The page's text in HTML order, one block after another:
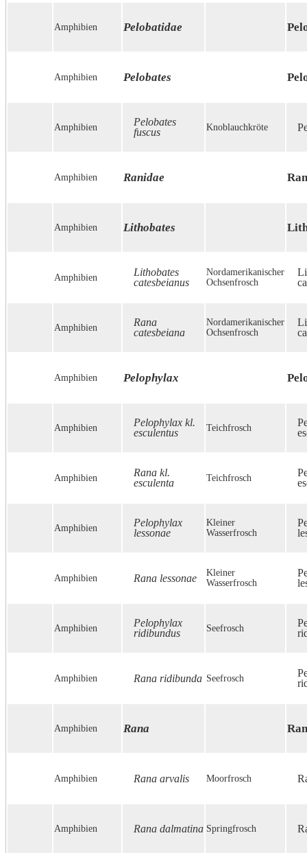
Amphibien Pelobatidae
Amphibien Pelobates
Amphibien
Pelobates
fuscus
Knoblauchkröte
Amphibien Ranidae
Amphibien Lithobates
Amphibien
Lithobates
catesbeianus
Nordamerikanischer
Ochsenfrosch
Amphibien
Rana
catesbeiana
Nordamerikanischer
Ochsenfrosch
Amphibien Pelophylax
Amphibien
Pelophylax kl.
esculentus
Teichfrosch
Amphibien
Rana kl.
esculenta
Teichfrosch
Amphibien
Pelophylax
lessonae
Kleiner
Wasserfrosch
Amphibien Rana lessonae
Kleiner
Wasserfrosch
Amphibien
Pelophylax
ridibundus
Seefrosch
Amphibien Rana ridibunda Seefrosch
Amphibien Rana
Amphibien Rana arvalis Moorfrosch
Amphibien Rana dalmatina Springfrosch